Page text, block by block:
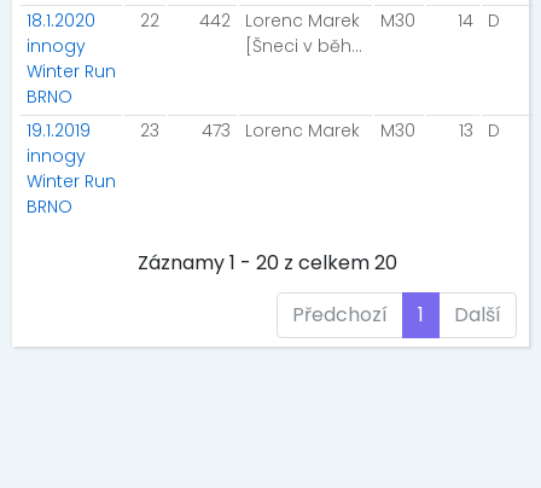
18.1.2020
innogy
Winter Run
BRNO
22 442
Lorenc Marek
[Šneci v běhu]
M30 14 D
19.1.2019
innogy
Winter Run
BRNO
23 473 Lorenc Marek M30 13 D
Záznamy 1 - 20 z celkem 20
Předchozí
1 Další